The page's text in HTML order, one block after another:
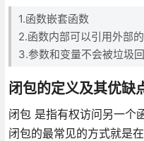
1.函数嵌套函数
2.函数内部可以引用外部
3.参数和变量不会被垃圾
闭包的定义及其优缺
闭包 是指有权访问另一个
闭包的最常见的方式就是